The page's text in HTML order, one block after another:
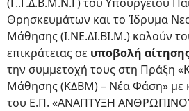
Θρησκευμάτων και το Ίδρυμα
Μάθησης (Ι.ΝΕ.ΔΙ.ΒΙ.Μ.) καλούν
επικράτειας σε υποβολή
την συμμετοχή τους στη Πράξη
Μάθησης (ΚΔΒΜ) – Νέα Φάση» με
του Ε.Π. «ΑΝΑΠΤΥΞΗ